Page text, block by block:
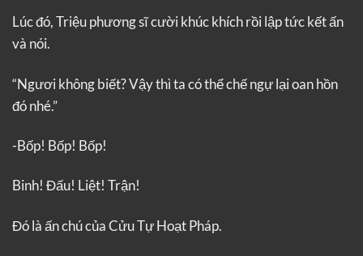
Lúc đó, Triệu phương sĩ cười khúc khích rồi lập tức kết ấn
và nói.
“Ngươi không biết? Vậy thì ta có thể chế ngự lại oan hồn
đó nhé.”
-Bốp! Bốp! Bốp!
Binh! Đấu! Liệt! Trận!
Đó là ấn chú của Cửu Tự Hoạt Pháp.